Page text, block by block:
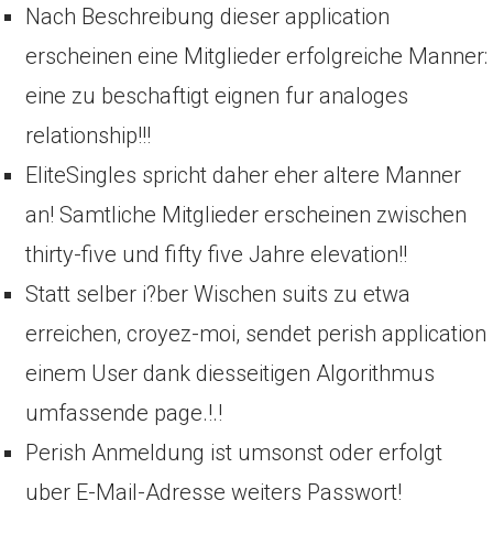
Nach Beschreibung dieser application
erscheinen eine Mitglieder erfolgreiche Manner:
eine zu beschaftigt eignen fur analoges
relationship!!!
EliteSingles spricht daher eher altere Manner
an! Samtliche Mitglieder erscheinen zwischen
thirty-five und fifty five Jahre elevation!!
Statt selber i?ber Wischen suits zu etwa
erreichen, croyez-moi, sendet perish application
einem User dank diesseitigen Algorithmus
umfassende page.!.!
Perish Anmeldung ist umsonst oder erfolgt
uber E-Mail-Adresse weiters Passwort!